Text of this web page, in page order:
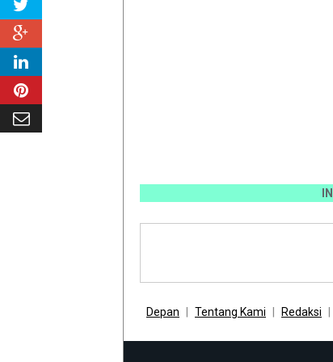
INFO
Depan Tentang Kami Redaksi